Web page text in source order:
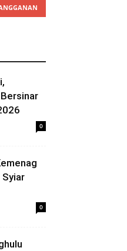
0
0